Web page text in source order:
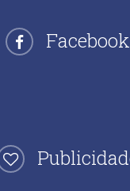
Facebook